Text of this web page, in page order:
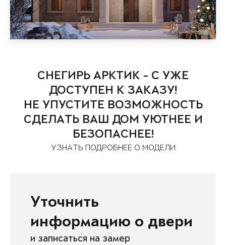
СНЕГИРЬ АРКТИК - С УЖЕ
ДОСТУПЕН К ЗАКАЗУ!
НЕ УПУСТИТЕ ВОЗМОЖНОСТЬ
СДЕЛАТЬ ВАШ ДОМ УЮТНЕЕ И
БЕЗОПАСНЕЕ!
УЗНАТЬ ПОДРОБНЕЕ О МОДЕЛИ
Уточнить
информацию о двери
и записаться на замер